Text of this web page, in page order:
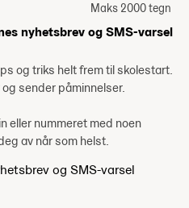
Maks 2000 tegn
nyhetsbrev og SMS-varsel
og triks helt frem til skolestart.
sender påminnelser.
eller nummeret med noen
av når som helst.
og SMS-varsel